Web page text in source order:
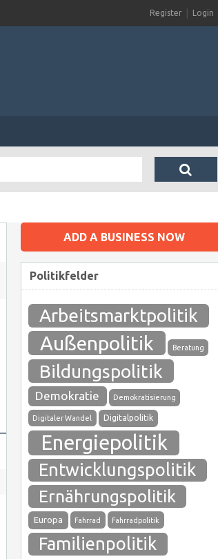
Register Login
ADD A BUSINESS NOW
Politikfelder
Arbeitsmarktpolitik
Außenpolitik Beratung
Bildungspolitik
Demokratie Demokratisierung
Digitaler Wandel Digitalpolitik
Energiepolitik
Entwicklungspolitik
Ernährungspolitik
Europa Fahrrad Fahrradpolitik
Familienpolitik